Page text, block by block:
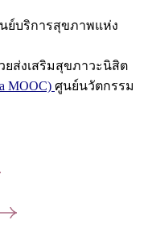
ย์บริการสุขภาพแห่ง
ยส่งเสริมสุขภาวะนิสิต
MOOC) ศูนย์นวัตกรรม